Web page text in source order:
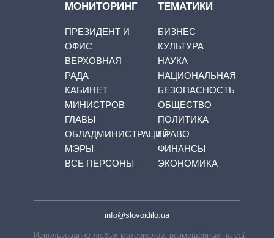
МОНИТОРИНГ
ПРЕЗИДЕНТ И
ОФИС
ВЕРХОВНАЯ
РАДА
КАБИНЕТ
МИНИСТРОВ
ГЛАВЫ
ОБЛАДМИНИСТРАЦИЙ
МЭРЫ
ВСЕ ПЕРСОНЫ
ТЕМАТИКИ
БИЗНЕС
КУЛЬТУРА
НАУКА
НАЦИОНАЛЬНАЯ
БЕЗОПАСНОСТЬ
ОБЩЕСТВО
ПОЛИТИКА
ПРАВО
ФИНАНСЫ
ЭКОНОМИКА
info@slovoidilo.ua
Использование любых материалов, размещённых на сайте,